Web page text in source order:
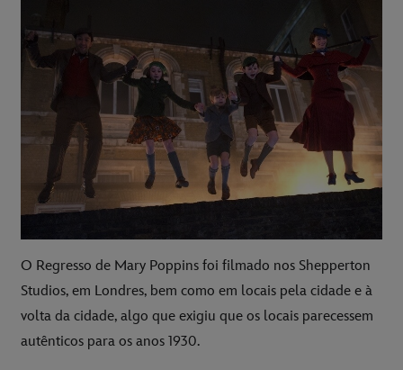
O Regresso de Mary Poppins foi filmado nos Shepperton
Studios, em Londres, bem como em locais pela cidade e à
volta da cidade, algo que exigiu que os locais parecessem
autênticos para os anos 1930.